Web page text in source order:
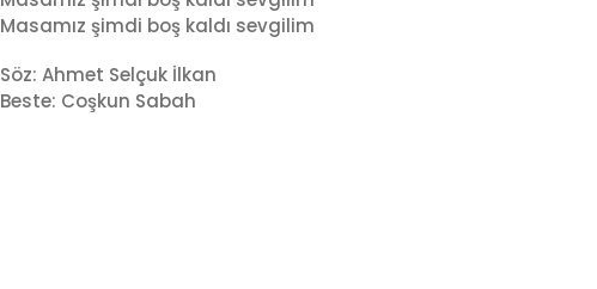
Masamız şimdi boş kaldı sevgilim
Söz: Ahmet Selçuk İlkan
Beste: Coşkun Sabah